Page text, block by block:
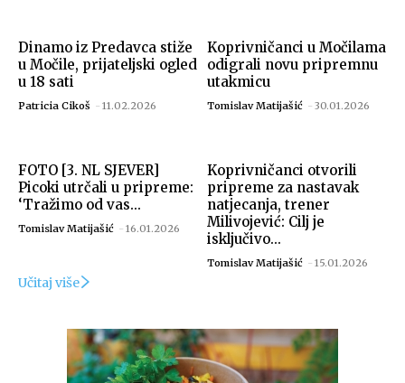
Dinamo iz Predavca stiže
u Močile, prijateljski ogled
u 18 sati
Patricia Cikoš - 11.02.2026
Koprivničanci u Močilama
odigrali novu pripremnu
utakmicu
Tomislav Matijašić - 30.01.2026
FOTO [3. NL SJEVER]
Picoki utrčali u pripreme:
‘Tražimo od vas...
Tomislav Matijašić - 16.01.2026
Koprivničanci otvorili
pripreme za nastavak
natjecanja, trener
Milivojević: Cilj je
isključivo...
Tomislav Matijašić - 15.01.2026
Učitaj više